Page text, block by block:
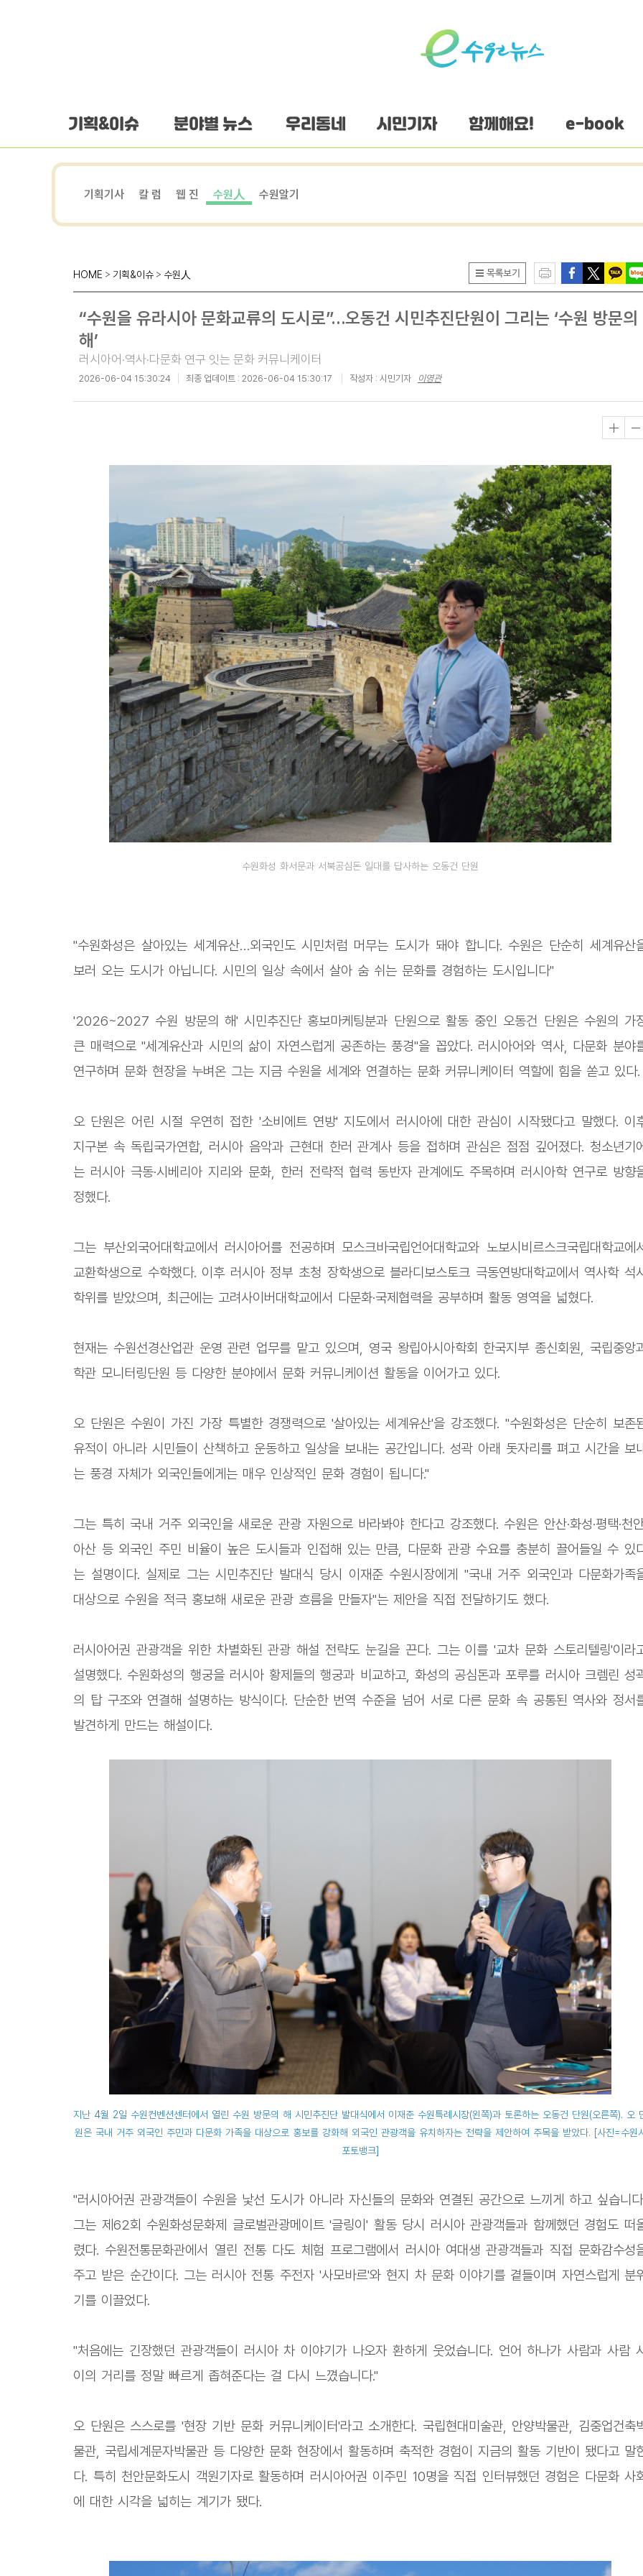
기획&이슈 분야별 뉴스 우리동네 시민기자 함께해요! e-book
기획기사 칼 럼 웹 진 수원人 수원알기
HOME > 기획&이슈 > 수원人
“수원을 유라시아 문화교류의 도시로”…오동건 시민추진단원이 그리는 ‘수원 방문의
해’
러시아어·역사·다문화 연구 잇는 문화 커뮤니케이터
2026-06-04 15:30:24 최종 업데이트 : 2026-06-04 15:30:17 작성자 : 시민기자 이영관
수원화성 화서문과 서북공심돈 일대를 답사하는 오동건 단원
"수원화성은 살아있는 세계유산…외국인도 시민처럼 머무는 도시가 돼야 합니다. 수원은 단순히 세계유산
보러 오는 도시가 아닙니다. 시민의 일상 속에서 살아 숨 쉬는 문화를 경험하는 도시입니다"
'2026~2027 수원 방문의 해' 시민추진단 홍보마케팅분과 단원으로 활동 중인 오동건 단원은 수원의 가
큰 매력으로 "세계유산과 시민의 삶이 자연스럽게 공존하는 풍경"을 꼽았다. 러시아어와 역사, 다문화 분야
연구하며 문화 현장을 누벼온 그는 지금 수원을 세계와 연결하는 문화 커뮤니케이터 역할에 힘을 쏟고 있다.
오 단원은 어린 시절 우연히 접한 '소비에트 연방' 지도에서 러시아에 대한 관심이 시작됐다고 말했다. 이
지구본 속 독립국가연합, 러시아 음악과 근현대 한러 관계사 등을 접하며 관심은 점점 깊어졌다. 청소년기
는 러시아 극동·시베리아 지리와 문화, 한러 전략적 협력 동반자 관계에도 주목하며 러시아학 연구로 방향
정했다.
그는 부산외국어대학교에서 러시아어를 전공하며 모스크바국립언어대학교와 노보시비르스크국립대학교에
교환학생으로 수학했다. 이후 러시아 정부 초청 장학생으로 블라디보스토크 극동연방대학교에서 역사학 석
학위를 받았으며, 최근에는 고려사이버대학교에서 다문화·국제협력을 공부하며 활동 영역을 넓혔다.
현재는 수원선경산업관 운영 관련 업무를 맡고 있으며, 영국 왕립아시아학회 한국지부 종신회원, 국립중앙
학관 모니터링단원 등 다양한 분야에서 문화 커뮤니케이션 활동을 이어가고 있다.
오 단원은 수원이 가진 가장 특별한 경쟁력으로 '살아있는 세계유산'을 강조했다. "수원화성은 단순히 보존
유적이 아니라 시민들이 산책하고 운동하고 일상을 보내는 공간입니다. 성곽 아래 돗자리를 펴고 시간을 보
는 풍경 자체가 외국인들에게는 매우 인상적인 문화 경험이 됩니다."
그는 특히 국내 거주 외국인을 새로운 관광 자원으로 바라봐야 한다고 강조했다. 수원은 안산·화성·평택·천안
아산 등 외국인 주민 비율이 높은 도시들과 인접해 있는 만큼, 다문화 관광 수요를 충분히 끌어들일 수 있
는 설명이다. 실제로 그는 시민추진단 발대식 당시 이재준 수원시장에게 "국내 거주 외국인과 다문화가족
대상으로 수원을 적극 홍보해 새로운 관광 흐름을 만들자"는 제안을 직접 전달하기도 했다.
러시아어권 관광객을 위한 차별화된 관광 해설 전략도 눈길을 끈다. 그는 이를 '교차 문화 스토리텔링'이라
설명했다. 수원화성의 행궁을 러시아 황제들의 행궁과 비교하고, 화성의 공심돈과 포루를 러시아 크렘린 성
의 탑 구조와 연결해 설명하는 방식이다. 단순한 번역 수준을 넘어 서로 다른 문화 속 공통된 역사와 정서
발견하게 만드는 해설이다.
지난 4월 2일 수원컨벤션센터에서 열린 수원 방문의 해 시민추진단 발대식에서 이재준 수원특례시장(왼쪽)과 토론하는 오동건 단원(오른쪽). 오
원은 국내 거주 외국인 주민과 다문화 가족을 대상으로 홍보를 강화해 외국인 관광객을 유치하자는 전략을 제안하여 주목을 받았다. [사진=수원
포토뱅크]
"러시아어권 관광객들이 수원을 낯선 도시가 아니라 자신들의 문화와 연결된 공간으로 느끼게 하고 싶습니
그는 제62회 수원화성문화제 글로벌관광메이트 '글링이' 활동 당시 러시아 관광객들과 함께했던 경험도 떠
렸다. 수원전통문화관에서 열린 전통 다도 체험 프로그램에서 러시아 여대생 관광객들과 직접 문화감수성
주고 받은 순간이다. 그는 러시아 전통 주전자 '사모바르'와 현지 차 문화 이야기를 곁들이며 자연스럽게 분
기를 이끌었다.
"처음에는 긴장했던 관광객들이 러시아 차 이야기가 나오자 환하게 웃었습니다. 언어 하나가 사람과 사람
이의 거리를 정말 빠르게 좁혀준다는 걸 다시 느꼈습니다."
오 단원은 스스로를 '현장 기반 문화 커뮤니케이터'라고 소개한다. 국립현대미술관, 안양박물관, 김중업건축
물관, 국립세계문자박물관 등 다양한 문화 현장에서 활동하며 축적한 경험이 지금의 활동 기반이 됐다고 말
다. 특히 천안문화도시 객원기자로 활동하며 러시아어권 이주민 10명을 직접 인터뷰했던 경험은 다문화 사
에 대한 시각을 넓히는 계기가 됐다.